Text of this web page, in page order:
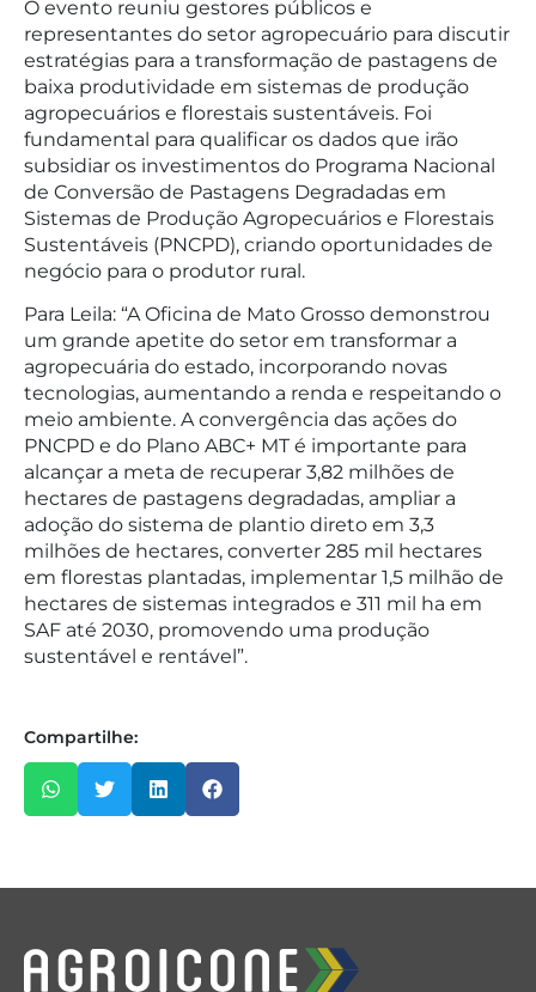
O evento reuniu gestores públicos e
representantes do setor agropecuário para discutir
estratégias para a transformação de pastagens de
baixa produtividade em sistemas de produção
agropecuários e florestais sustentáveis. Foi
fundamental para qualificar os dados que irão
subsidiar os investimentos do Programa Nacional
de Conversão de Pastagens Degradadas em
Sistemas de Produção Agropecuários e Florestais
Sustentáveis (PNCPD), criando oportunidades de
negócio para o produtor rural.
Para Leila: “A Oficina de Mato Grosso demonstrou
um grande apetite do setor em transformar a
agropecuária do estado, incorporando novas
tecnologias, aumentando a renda e respeitando o
meio ambiente. A convergência das ações do
PNCPD e do Plano ABC+ MT é importante para
alcançar a meta de recuperar 3,82 milhões de
hectares de pastagens degradadas, ampliar a
adoção do sistema de plantio direto em 3,3
milhões de hectares, converter 285 mil hectares
em florestas plantadas, implementar 1,5 milhão de
hectares de sistemas integrados e 311 mil ha em
SAF até 2030, promovendo uma produção
sustentável e rentável”.
Compartilhe: